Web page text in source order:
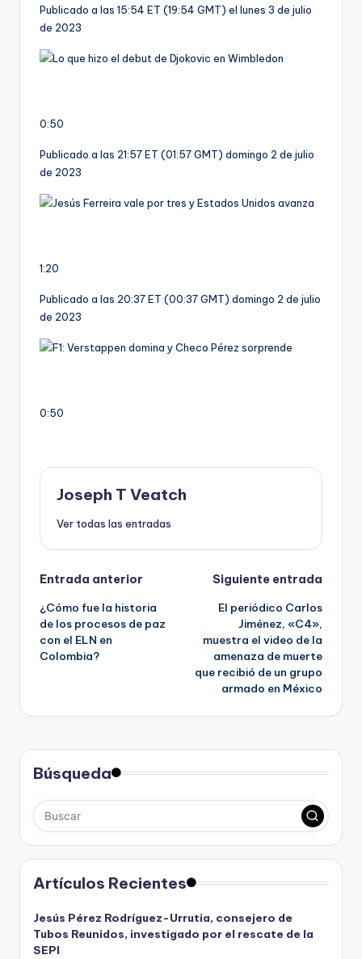
Publicado a las 15:54 ET (19:54 GMT) el lunes 3 de julio
de 2023
0:50
Publicado a las 21:57 ET (01:57 GMT) domingo 2 de julio
de 2023
1:20
Publicado a las 20:37 ET (00:37 GMT) domingo 2 de julio
de 2023
0:50
Joseph T Veatch
Ver todas las entradas
Navegación
de
entradas
Entrada anterior
¿Cómo fue la historia
de los procesos de paz
con el ELN en
Colombia?
Siguiente entrada
El periódico Carlos
Jiménez, «C4»,
muestra el video de la
amenaza de muerte
que recibió de un grupo
armado en México
Búsqueda
Artículos Recientes
Jesús Pérez Rodríguez-Urrutia, consejero de
Tubos Reunidos, investigado por el rescate de la
SEPI